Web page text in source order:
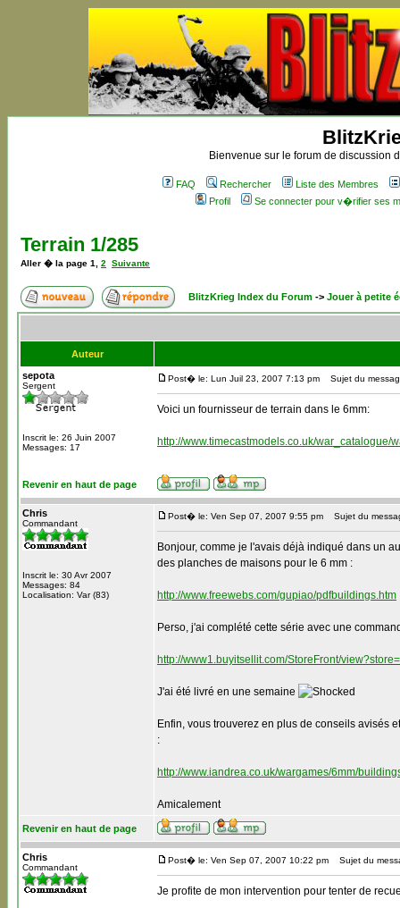
Bienvenue sur le forum de discussion
FAQ Rechercher
Liste des Membres
Profil
Se connecter pour v�rifier ses
Terrain 1/285
Aller � la page 1 2 Suivante
BlitzKrieg Index du Forum -> Jouer à petite
Auteur
sepota
Sergent
Inscrit le: 26 Juin 2007
Messages: 17
Post� le: Lun Juil 23, 2007 7:13 pm Sujet du
Voici un fournisseur de terrain dans le 6mm:
http://www.timecastmodels.co.uk/war_catalogue/
Revenir en haut de page
Chris
Commandant
Inscrit le: 30 Avr 2007
Messages: 84
Localisation: Var (83)
Post� le: Ven Sep 07, 2007 9:55 pm Sujet du
Bonjour, comme je l'avais déjà indiqué dans un
des planches de maisons pour le 6 mm :
http://www.freewebs.com/gupiao/pdfbuildings.htm
Perso, j'ai complété cette série avec une
http://www1.buyitsellit.com/StoreFront/
J'ai été livré en une semaine
Enfin, vous trouverez en plus de conseils avisés
:
http://www.iandrea.co.uk/wargames/6mm/
Amicalement
Revenir en haut de page
Chris
Commandant
Post� le: Ven Sep 07, 2007 10:22 pm Sujet du
Je profite de mon intervention pour tenter de